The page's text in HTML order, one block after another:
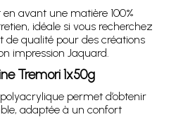
avant une matière 100%
idéale si vous recherchez
de qualité pour des créations
impression Jaquard.
Tremori 1x50g
permet d’obtenir
adaptée à un confort